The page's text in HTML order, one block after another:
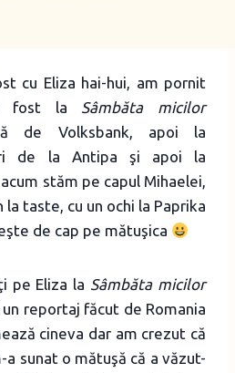
cu Eliza hai-hui, am pornit
fost la Sâmbăta micilor
de Volksbank, apoi la
de la Antipa şi apoi la
stăm pe capul Mihaelei,
taste, cu un ochi la Paprika
de cap pe mătuşica
pe Eliza la Sâmbăta micilor
reportaj făcut de Romania
cineva dar am crezut că
a sunat o mătuşă că a văzut-